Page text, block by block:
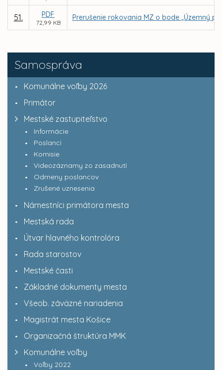
Samospráva
Komunálne voľby 2026
Primátor
Mestské zastupiteľstvo
Informácie
Poslanci
Komisie
Videozáznamy zo zasadnutí
Odmeny poslancov
Zrušené uznesenia
Námestníci primátora mesta
Mestská rada
Útvar hlavného kontrolóra
Rada starostov
Mestské časti
Základné dokumenty mesta
Všeob. záväzné nariadenia
Magistrát mesta Košice
Organizačná štruktúra MMK
Komunálne voľby
Voľby 2022
51. PDF
72,99 KB
Prerušenie rokovania MZ o bode „Územný